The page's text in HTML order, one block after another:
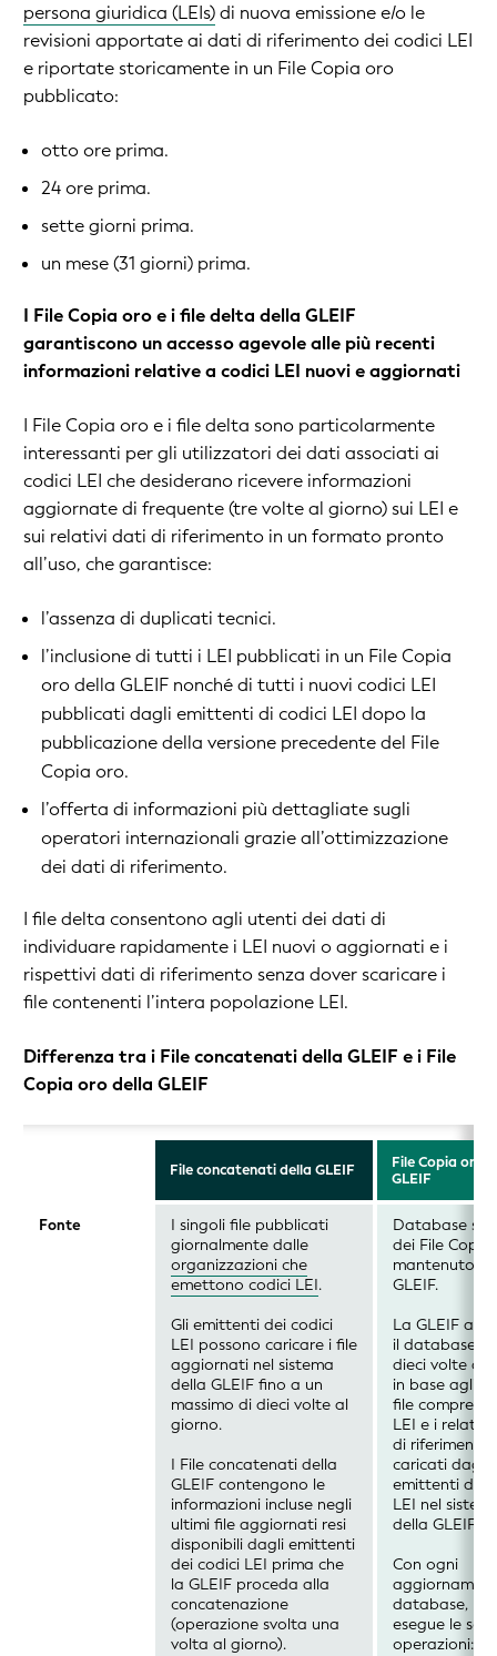
persona giuridica (LEIs)di nuova emissione e/o le
revisioni apportate ai dati di riferimento dei codici LEI
e riportate storicamente in un File Copia oro
pubblicato:
otto ore prima.
24 ore prima.
sette giorni prima.
un mese (31 giorni) prima.
I File Copia oro e i file delta della GLEIF
garantiscono un accesso agevole alle più recenti
informazioni relative a codici LEI nuovi e aggiornati
I File Copia oro e i file delta sono particolarmente
interessanti per gli utilizzatori dei dati associati ai
codici LEI che desiderano ricevere informazioni
aggiornate di frequente (tre volte al giorno) sui LEI e
sui relativi dati di riferimento in un formato pronto
all’uso, che garantisce:
l’assenza di duplicati tecnici.
l’inclusione di tutti i LEI pubblicati in un File Copia
oro della GLEIF nonché di tutti i nuovi codici LEI
pubblicati dagli emittenti di codici LEI dopo la
pubblicazione della versione precedente del File
Copia oro.
l’offerta di informazioni più dettagliate sugli
operatori internazionali grazie all’ottimizzazione
dei dati di riferimento.
I file delta consentono agli utenti dei dati di
individuare rapidamente i LEI nuovi o aggiornati e i
rispettivi dati di riferimento senza dover scaricare i
file contenenti l’intera popolazione LEI.
Differenza tra i File concatenati della GLEIF e i File
Copia oro della GLEIF
File concatenati della GLEIF
File Copia oro
GLEIF
Fonte
I singoli file pubblicati
giornalmente dalle
organizzazioni che
emettono codici LEI.
Gli emittenti dei codici
LEI possono caricare i file
aggiornati nel sistema
della GLEIF fino a un
massimo di dieci volte al
giorno.
I File concatenati della
GLEIF contengono le
informazioni incluse negli
ultimi file aggiornati resi
disponibili dagli emittenti
dei codici LEI prima che
la GLEIF proceda alla
concatenazione
(operazione svolta una
volta al giorno).
Database
dei File Copia
mantenuto
GLEIF.
La GLEIF
il database
dieci volte al
in base agli
file
LEI e i
di riferimento
caricati dagli
emittenti dei
LEI nel
della GLEIF.
Con ogni
database, la
esegue le
operazioni: